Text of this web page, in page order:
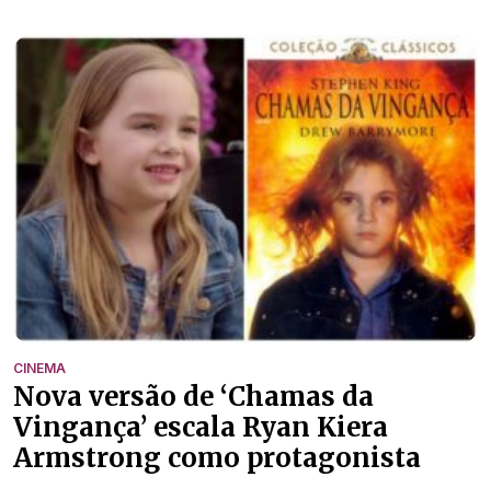
CINEMA
Nova versão de ‘Chamas da
Vingança’ escala Ryan Kiera
Armstrong como protagonista